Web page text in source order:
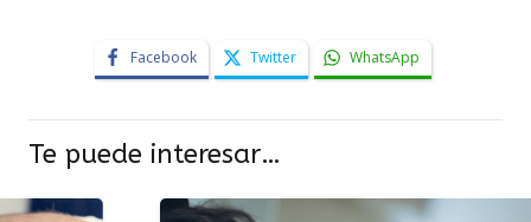
Facebook Twitter WhatsApp
Te puede interesar…